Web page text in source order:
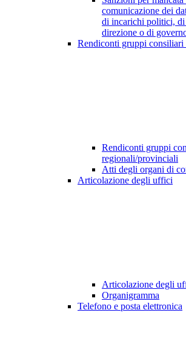
comunicazione dei
di incarichi politici, di
direzione o di
Rendiconti gruppi
Rendiconti gruppi
regionali/provinciali
Atti degli organi di
Articolazione degli uffici
Articolazione degli
Organigramma
Telefono e posta elettronica